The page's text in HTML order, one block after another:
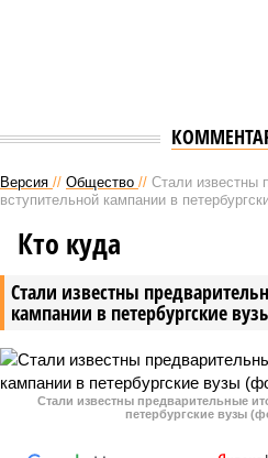
Версия // Общество // Стали известны
вступительной кампании в
Стали известны
кампании в петербургские
Кто куда
Стали известны предварительные
петербургские вузы